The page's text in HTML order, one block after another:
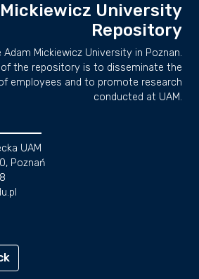
University
Repository
Mickiewicz University in Poznan.
of the repository is to disseminate the
employees and to promote research
conducted at UAM.
UAM
Poznań